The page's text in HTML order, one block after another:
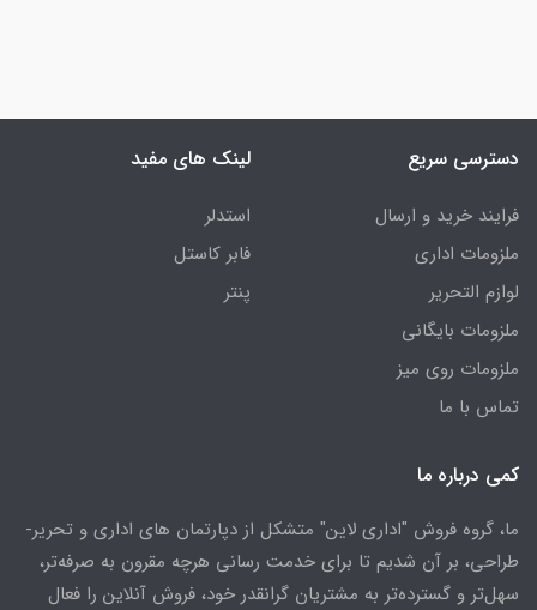
دسترسی سریع
فرایند خرید و ارسال
ملزومات اداری
لوازم التحریر
ملزومات بایگانی
ملزومات روی میز
تماس با ما
لینک های مفید
استدلر
فابر کاستل
پنتر
کمی درباره ما
ما، گروه فروش "اداری لاین" متشکل از دپارتمان های اداری و تحریر-
طراحی، بر آن شدیم تا برای خدمت رسانی هرچه مقرون به صرفه‌تر،
سهل‌تر و گسترده‌تر به مشتریان گرانقدر خود، فروش آنلاین را فعال